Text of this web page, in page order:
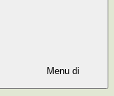
Menu di